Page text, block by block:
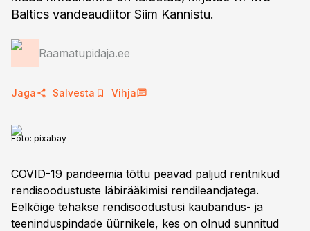
Baltics vandeaudiitor Siim Kannistu.
Raamatupidaja.ee
Jaga Salvesta Vihja
Foto: pixabay
COVID-19 pandeemia tõttu peavad paljud rentnikud
rendisoodustuste läbirääkimisi rendileandjatega.
Eelkõige tehakse rendisoodustusi kaubandus- ja
teeninduspindade üürnikele, kes on olnud sunnitud